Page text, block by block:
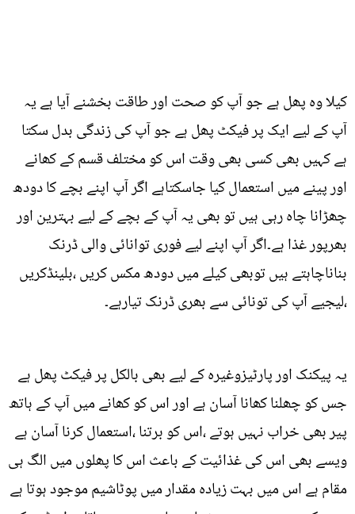
کیلا وہ پھل ہے جو آپ کو صحت اور طاقت بخشنے آیا ہے یہ
آپ کے لیے ایک پر فیکٹ پھل ہے جو آپ کی زندگی بدل سکتا
ہے کہیں بھی کسی بھی وقت اس کو مختلف قسم کے کھانے
اور پینے میں استعمال کیا جاسکتاہے اگر آپ اپنے بچے کا دودھ
چھڑانا چاہ رہی ہیں تو بھی یہ آپ کے بچے کے لیے بہترین اور
بھرپور غذا ہے۔اگر آپ اپنے لیے فوری توانائی والی ڈرنک
بناناچاہتے ہیں توبھی کیلے میں دودھ مکس کریں ،بلینڈکریں
،لیجیے آپ کی تونائی سے بھری ڈرنک تیارہے۔
یہ پیکنک اور پارٹیزوغیرہ کے لیے بھی بالکل پر فیکٹ پھل ہے
جس کو چھلنا کھانا آسان ہے اور اس کو کھانے میں آپ کے ہاتھ
پیر بھی خراب نہیں ہوتے ،اس کو برتنا ،استعمال کرنا آسان ہے
ویسے بھی اس کی غذائیت کے باعث اس کا پھلوں میں الگ ہی
مقام ہے اس میں بہت زیادہ مقدار میں پوٹاشیم موجود ہوتا ہے